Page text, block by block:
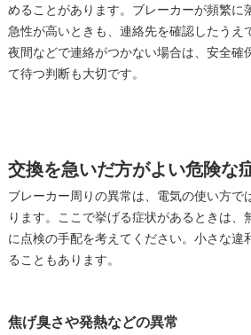
めることがあります。ブレーカーが頻繁に
急性が高いときも、連絡先を確認したうえ
夜間などで連絡がつかない場合は、安全確
て待つ判断も大切です。
交換を急いだ方がよい危険な
ブレーカー周りの異常は、電気の使い方で
ります。ここで挙げる症状があるときは、
に点検の手配を考えてください。小さな違
ることもあります。
焦げ臭さや発熱などの異常